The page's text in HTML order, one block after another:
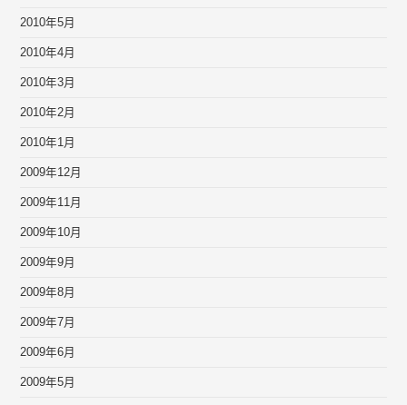
2010年5月
2010年4月
2010年3月
2010年2月
2010年1月
2009年12月
2009年11月
2009年10月
2009年9月
2009年8月
2009年7月
2009年6月
2009年5月